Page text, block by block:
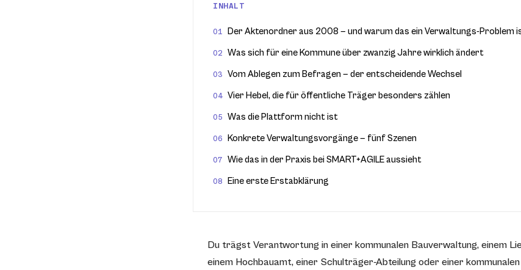
INHALT
Der Aktenordner aus 2008 — und warum das ein Verwaltungs-Problem
Was sich für eine Kommune über zwanzig Jahre wirklich ändert
Vom Ablegen zum Befragen — der entscheidende Wechsel
Vier Hebel, die für öffentliche Träger besonders zählen
Was die Plattform nicht ist
Konkrete Verwaltungsvorgänge — fünf Szenen
Wie das in der Praxis bei SMART+AGILE aussieht
Eine erste Erstabklärung
Du trägst Verantwortung in einer kommunalen Bauverwaltung, einem
einem Hochbauamt, einer Schulträger-Abteilung oder einer kommunalen